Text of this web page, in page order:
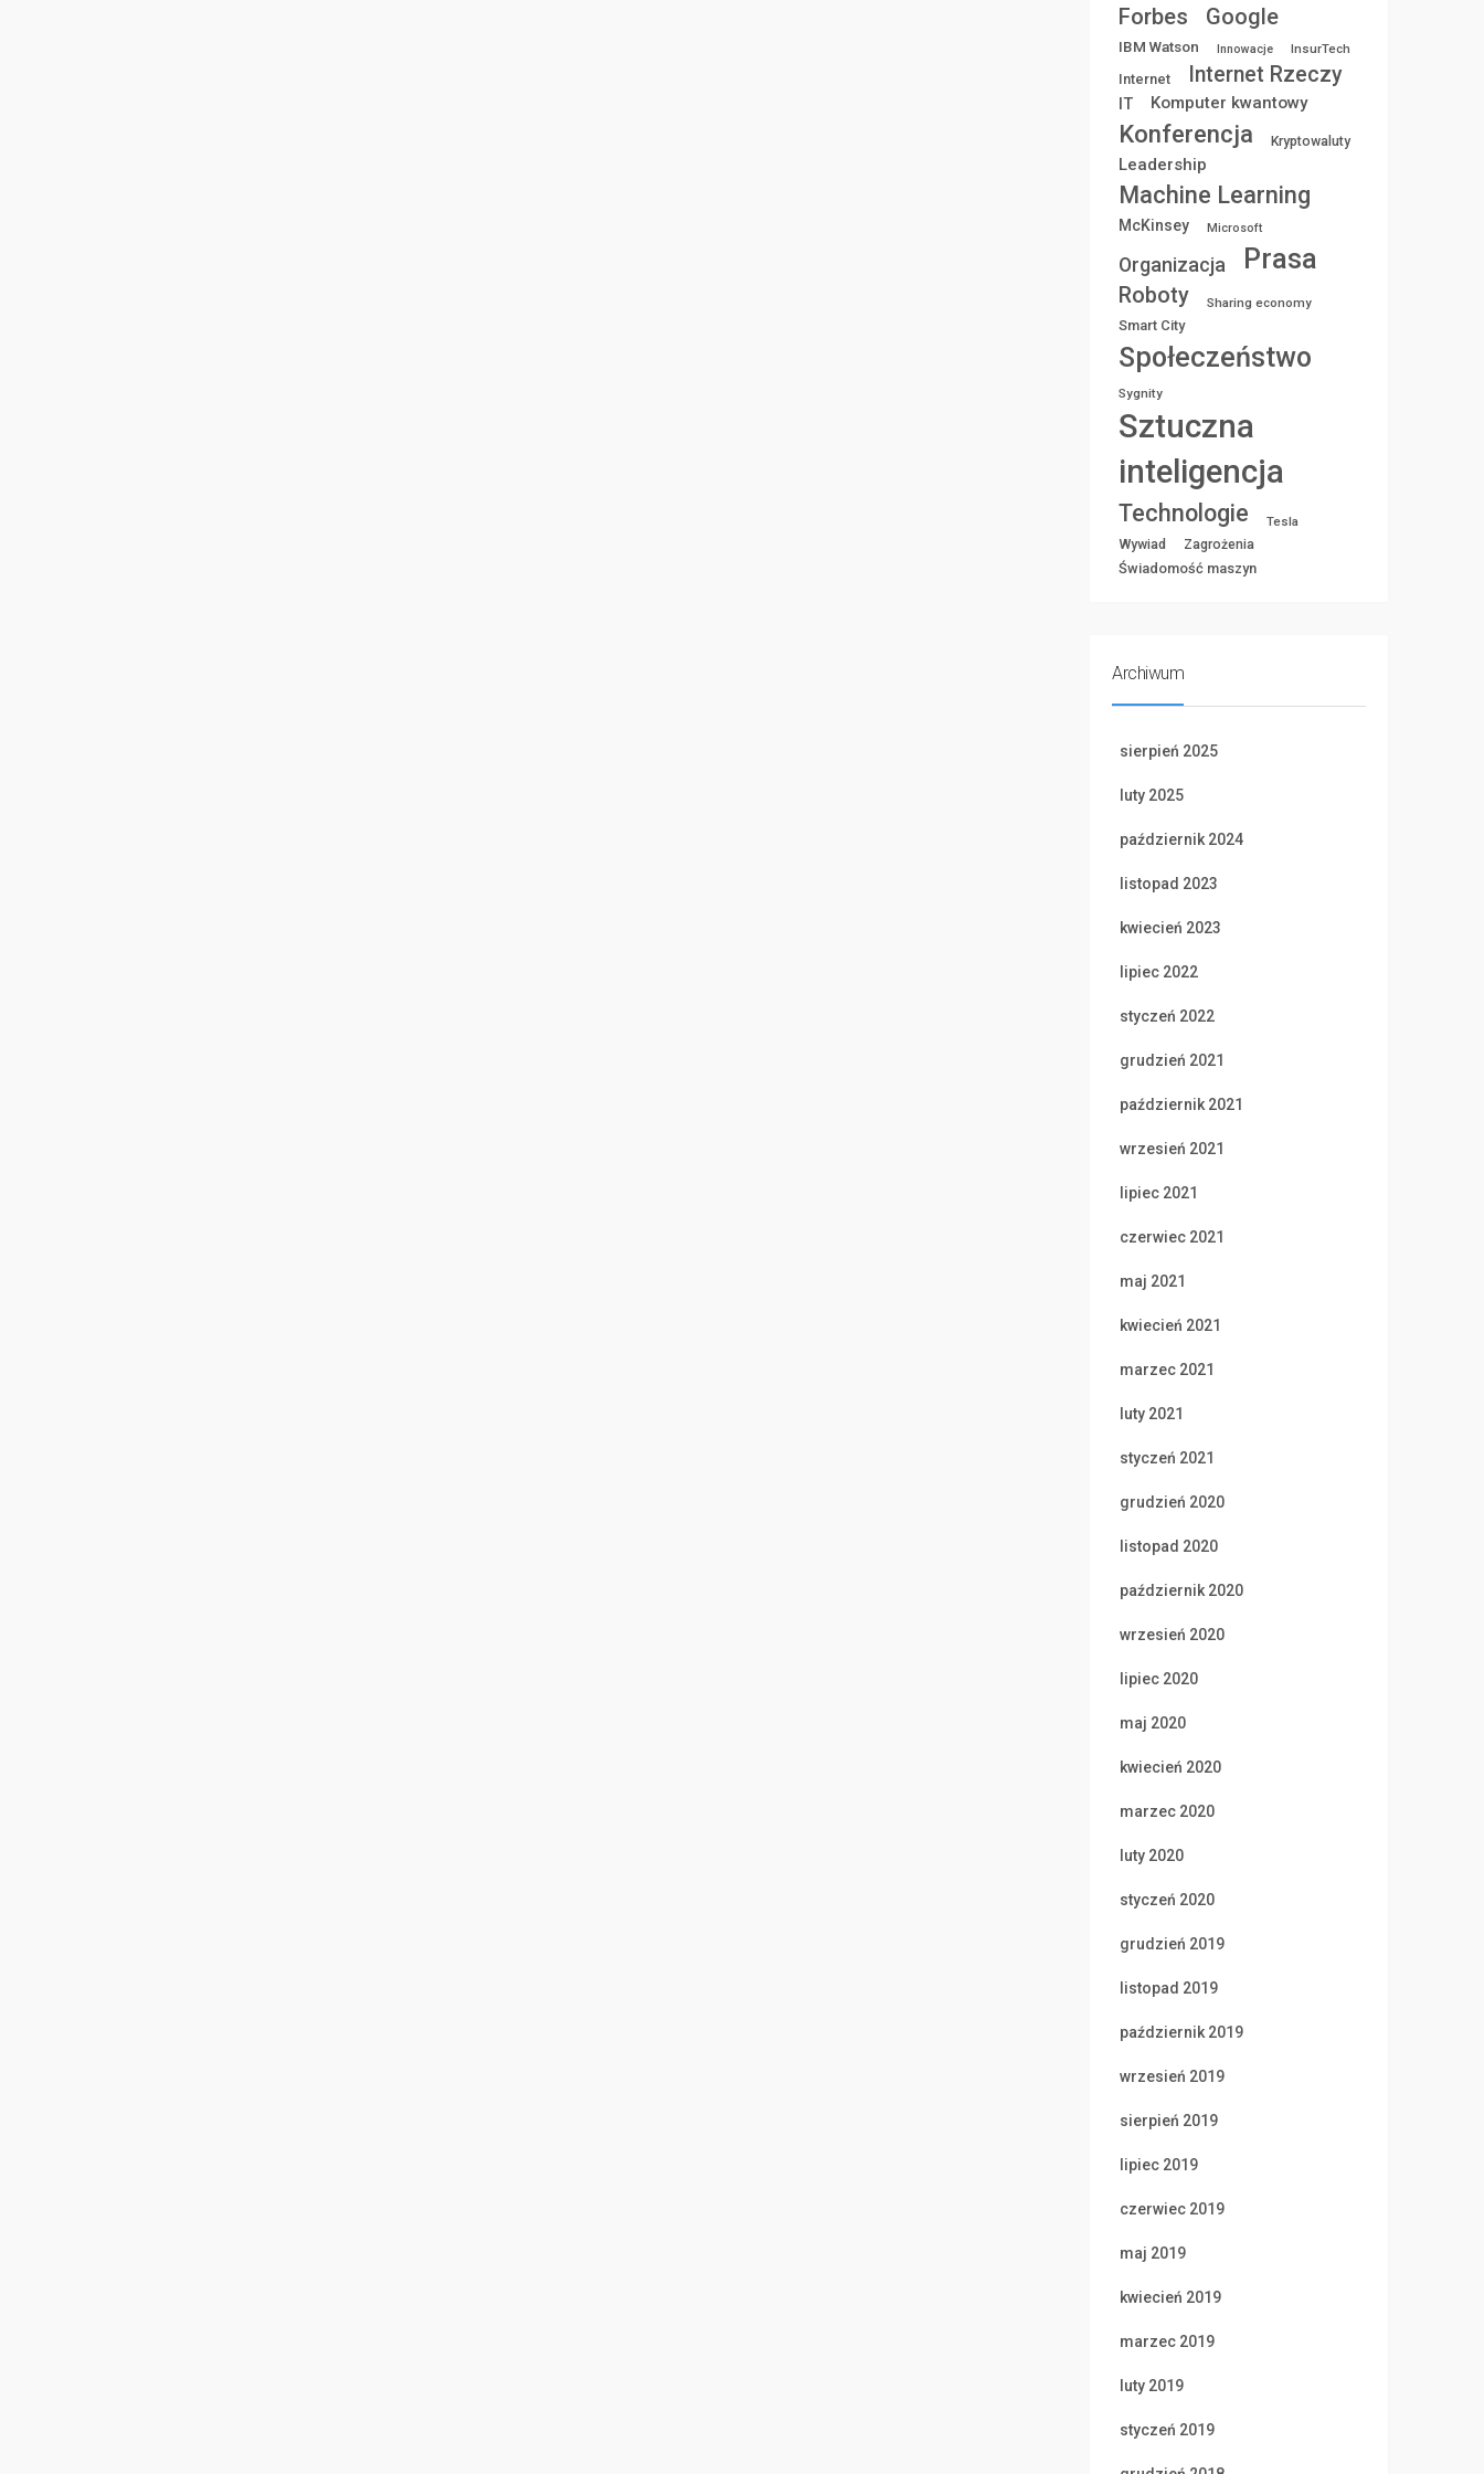
Forbes Google
IBM Watson Innowacje InsurTech
Internet Internet Rzeczy
IT Komputer kwantowy
Konferencja Kryptowaluty
Leadership
Machine Learning
McKinsey Microsoft
Organizacja Prasa
Roboty Sharing economy
Smart City
Społeczeństwo
Sygnity
Sztuczna
inteligencja
Technologie
Tesla
Wywiad
Zagrożenia
Świadomość maszyn
Archiwum
sierpień 2025
luty 2025
październik 2024
listopad 2023
kwiecień 2023
lipiec 2022
styczeń 2022
grudzień 2021
październik 2021
wrzesień 2021
lipiec 2021
czerwiec 2021
maj 2021
kwiecień 2021
marzec 2021
luty 2021
styczeń 2021
grudzień 2020
listopad 2020
październik 2020
wrzesień 2020
lipiec 2020
maj 2020
kwiecień 2020
marzec 2020
luty 2020
styczeń 2020
grudzień 2019
listopad 2019
październik 2019
wrzesień 2019
sierpień 2019
lipiec 2019
czerwiec 2019
maj 2019
kwiecień 2019
marzec 2019
luty 2019
styczeń 2019